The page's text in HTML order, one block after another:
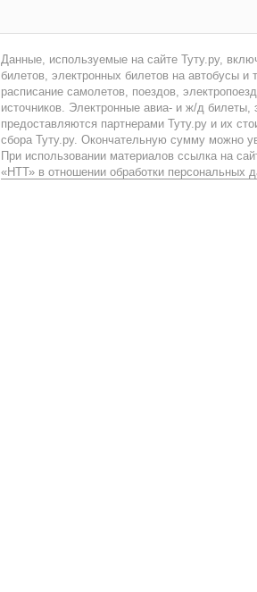
Данные, используемые на сайте Туту.ру,
билетов, электронных билетов на автобусы и
расписание самолетов, поездов,
источников. Электронные авиа- и ж/д билеты,
предоставляются партнерами Туту.ру и их
сбора Туту.ру. Окончательную сумму можно
При использовании материалов ссылка на
«НТТ» в отношении обработки персональных